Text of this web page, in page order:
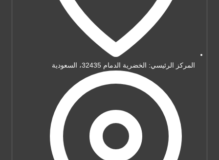
المركز الرئيسي: الخضرية الدمام 32435، السعودية